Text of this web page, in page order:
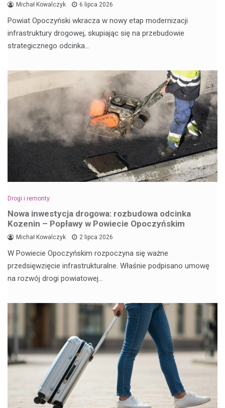
Michał Kowalczyk 6 lipca 2026
Powiat Opoczyński wkracza w nowy etap modernizacji
infrastruktury drogowej, skupiając się na przebudowie
strategicznego odcinka…
Drogi i remonty
Nowa inwestycja drogowa: rozbudowa odcinka
Kozenin – Popławy w Powiecie Opoczyńskim
Michał Kowalczyk 2 lipca 2026
W Powiecie Opoczyńskim rozpoczyna się ważne
przedsięwzięcie infrastrukturalne. Właśnie podpisano umowę
na rozwój drogi powiatowej…